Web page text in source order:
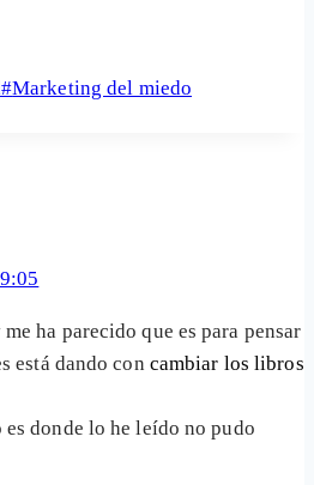
#Marketing del miedo
ha parecido que es para pensar
está dando con cambiar los libros
donde lo he leído no pudo